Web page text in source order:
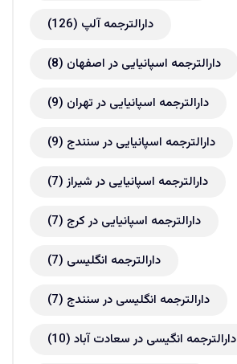
دارالترجمه آلپ (126)
دارالترجمه اسپانیایی در اصفهان (8)
دارالترجمه اسپانیایی در تهران (9)
دارالترجمه اسپانیایی در سنندج (9)
دارالترجمه اسپانیایی در شیراز(7)
دارالترجمه اسپانیایی در کرج (7)
دارالترجمه انگلیسی (7)
دارالترجمه انگلیسی در سنندج (7)
دارالترجمه انگیسی در سعادت آباد (10)